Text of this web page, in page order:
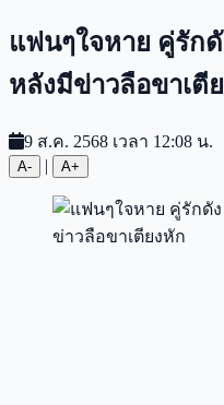
แฟนๆใจหาย คู่รักดั
หลังมีข่าวลือขาเตี
9 ส.ค. 2568 เวลา 12:08 น.
A- | A+